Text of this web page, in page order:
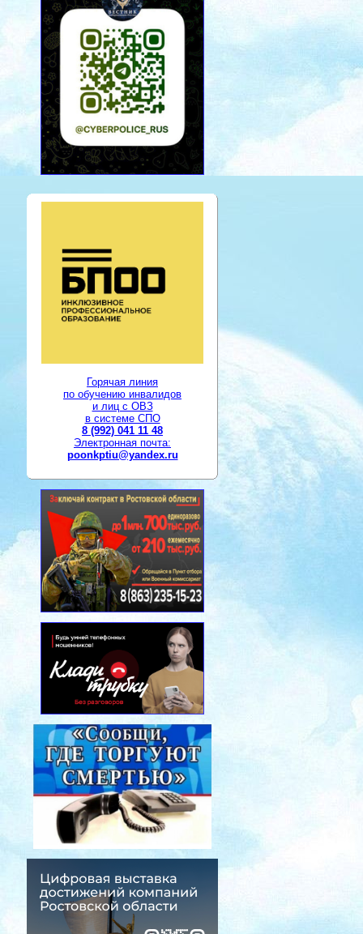
Горячая линия
по обучению инвалидов
и лиц с ОВЗ
в системе СПО
8 (992) 041 11 48
Электронная почта:
poonkptiu@yandex.ru